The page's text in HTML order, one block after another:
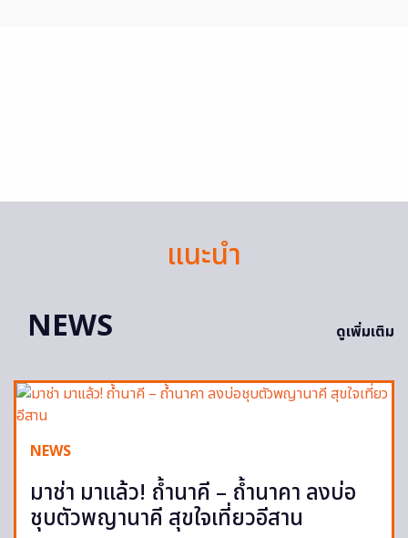
แนะนำ
NEWS
ดูเพิ่มเติม
NEWS
มาช่า มาแล้ว! ถ้ำนาคี – ถ้ำนาคา ลงบ่อ
ชุบตัวพญานาคี สุขใจเที่ยวอีสาน